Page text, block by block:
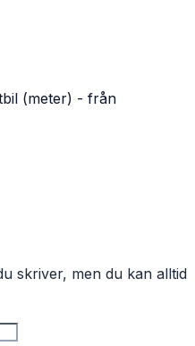
(meter) - från
skriver, men du kan alltid